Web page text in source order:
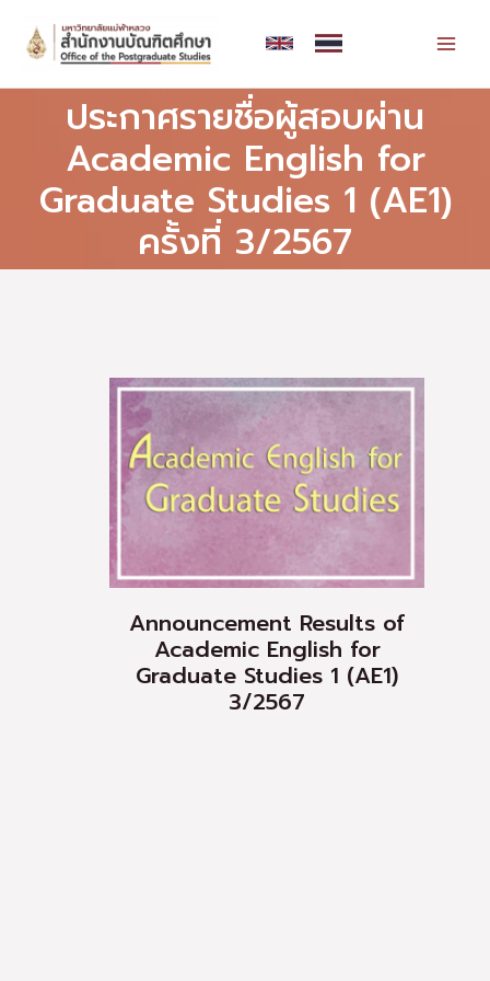
content
ประกาศรายชื่อผู้สอบผ่าน
Academic English for
Graduate Studies 1 (AE1)
ครั้งที่ 3/2567
Announcement Results of
Academic English for
Graduate Studies 1 (AE1)
3/2567